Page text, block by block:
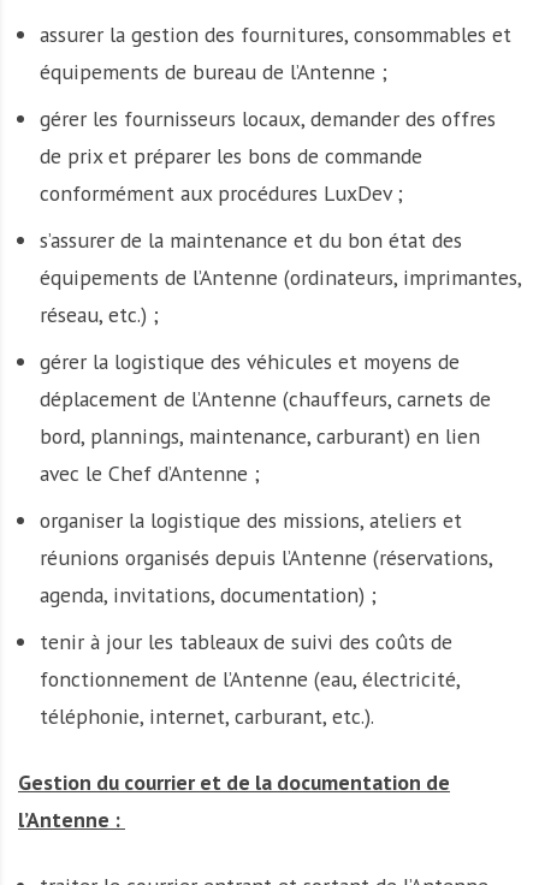
assurer la gestion des fournitures, consommables et
équipements de bureau de l’Antenne ;
gérer les fournisseurs locaux, demander des offres
de prix et préparer les bons de commande
conformément aux procédures LuxDev ;
s’assurer de la maintenance et du bon état des
équipements de l’Antenne (ordinateurs, imprimantes,
réseau, etc.) ;
gérer la logistique des véhicules et moyens de
déplacement de l’Antenne (chauffeurs, carnets de
bord, plannings, maintenance, carburant) en lien
avec le Chef d’Antenne ;
organiser la logistique des missions, ateliers et
réunions organisés depuis l’Antenne (réservations,
agenda, invitations, documentation) ;
tenir à jour les tableaux de suivi des coûts de
fonctionnement de l’Antenne (eau, électricité,
téléphonie, internet, carburant, etc.).
Gestion du courrier et de la documentation de
l’Antenne :